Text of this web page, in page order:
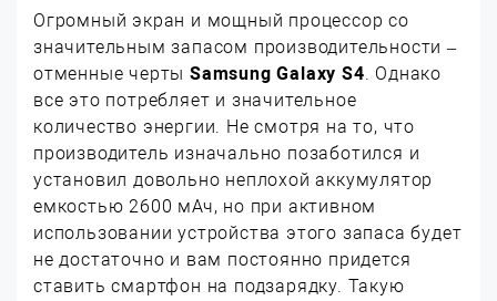
Огромный экран и мощный процессор со
значительным запасом производительности –
отменные чертыSamsung Galaxy S4. Однако
все это потребляет и значительное
количество энергии. Не смотря на то, что
производитель изначально позаботился и
установил довольно неплохой аккумулятор
емкостью 2600 мАч, но при активном
использовании устройства этого запаса будет
не достаточно и вам постоянно придется
ставить смартфон на подзарядку. Такую